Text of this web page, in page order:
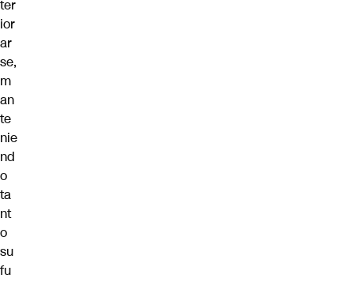
ter
ior
ar
se,
m
an
te
nie
nd
o
ta
nt
o
su
fu